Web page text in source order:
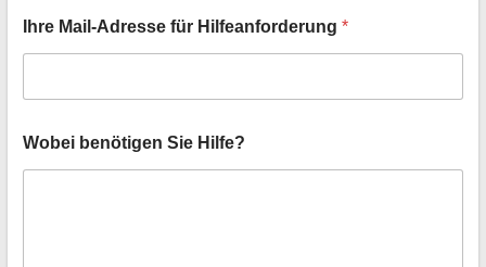
Ihre Mail-Adresse für Hilfeanforderung *
Wobei benötigen Sie Hilfe?